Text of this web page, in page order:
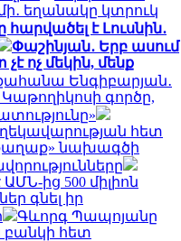
եղանակը կտրուկ
է Լուսնին․
Փաշինյան․ Երբ ասում
ոչ մեկին, մենք
Ենգիբարյան․
Կաթողիկոսի գործը,
հետ
նախագծի
ից 500 միլիոն
գնել իր
Գևորգ Պապոյանը
բանկի հետ